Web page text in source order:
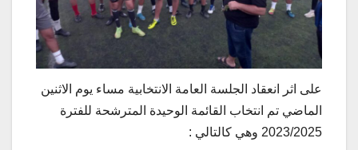
على اثر انعقاد الجلسة العامة الانتخابية مساء يوم الاثنين
الماضي تم انتخاب القائمة الوحيدة المترشحة للفترة
2023/2025 وهي كالتالي :